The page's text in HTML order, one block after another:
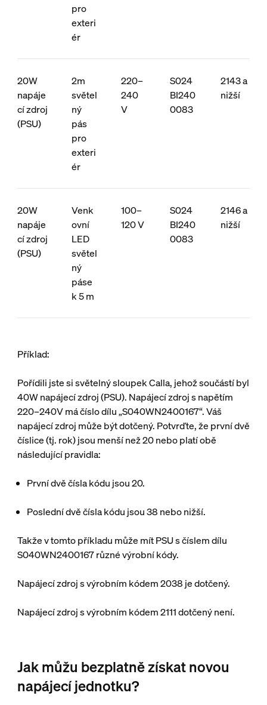
pro
exteri
ér
20W
napáje
cí zdroj
(PSU)
2m
světel
ný
pás
pro
exteri
ér
220–
240
V
S024
BI240
0083
2143 a
nižší
20W
napáje
cí zdroj
(PSU)
Venk
ovní
LED
světel
ný
páse
k 5 m
100–
120 V
S024
BI240
0083
2146 a
nižší
Příklad:
Pořídili jste si světelný sloupek Calla, jehož součástí byl
40W napájecí zdroj (PSU). Napájecí zdroj s napětím
220–240V má číslo dílu „S040WN2400167“. Váš
napájecí zdroj může být dotčený. Potvrďte, že první dvě
číslice (tj. rok) jsou menší než 20 nebo platí obě
následující pravidla:
První dvě čísla kódu jsou 20.
Poslední dvě čísla kódu jsou 38 nebo nižší.
Takže v tomto příkladu může mít PSU s číslem dílu
S040WN2400167 různé výrobní kódy.
Napájecí zdroj s výrobním kódem 2038 je dotčený.
Napájecí zdroj s výrobním kódem 2111 dotčený není.
Jak můžu bezplatně získat novou
napájecí jednotku?